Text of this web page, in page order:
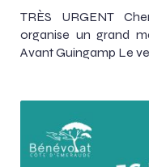
TRÈS URGENT
organise un grand
Avant Guingamp Le